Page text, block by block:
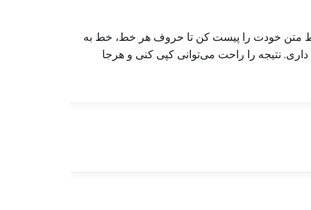
متن خودت را پیست کن تا حروف هر خط، خط به
نتیجه را راحت می‌توانی کپی کنی و هرجا